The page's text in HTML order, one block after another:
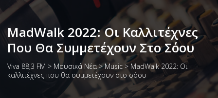
MadWalk 2022: Oι Καλλιτέχνες
Που Θα Συμμετέχουν Στο Σόου
Viva 88,3 FM > Μουσικά Νέα>Music > MadWalk 2022: Oι
καλλιτέχνες που θα συμμετέχουν στο σόου